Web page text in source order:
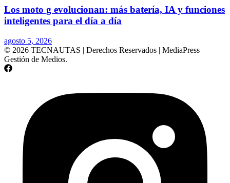
Los moto g evolucionan: más batería, IA y funciones
inteligentes para el día a día
agosto 5, 2026
© 2026 TECNAUTAS | Derechos Reservados | MediaPress
Gestión de Medios.